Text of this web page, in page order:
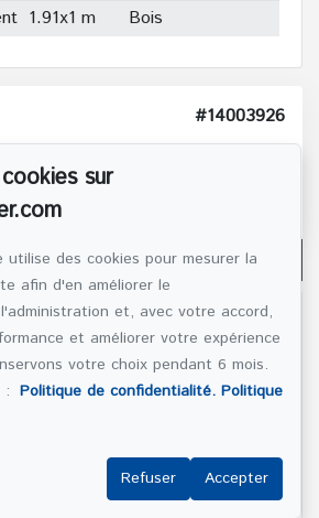
1.91x1 m Bois
#14003926
(514) 272-1010
NOUS UN COURRIEL
sur
utilise des cookies pour mesurer la
afin d'en améliorer le
et, avec votre accord,
et améliorer votre expérience
votre choix pendant 6 mois.
: Politique de confidentialité. Politique
Refuser Accepter